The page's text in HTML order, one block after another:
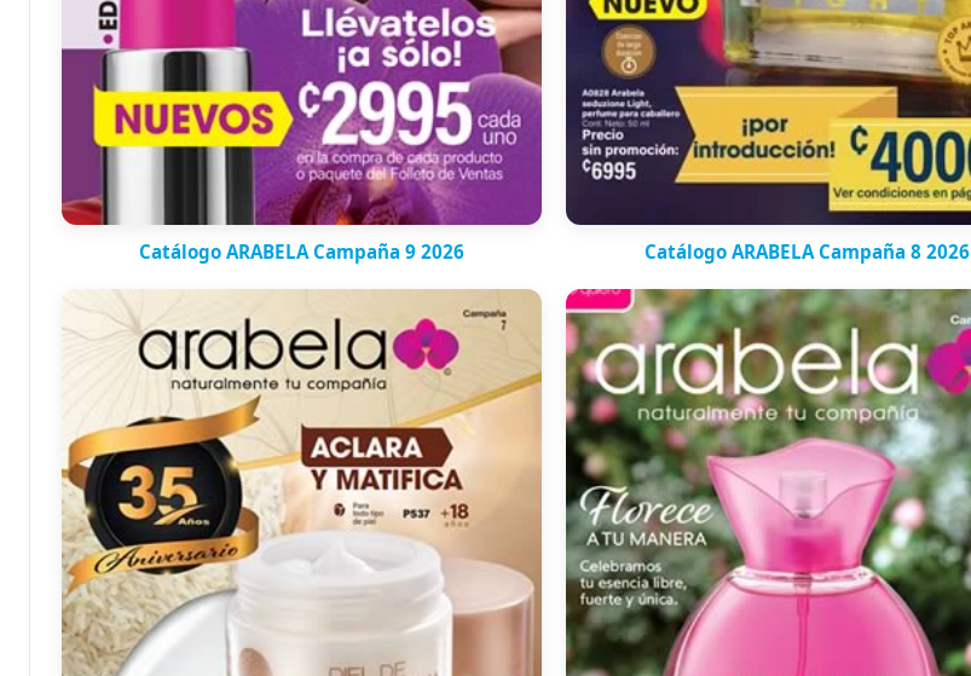
Catálogo ARABELA Campaña 9 2026 Catálogo ARABELA Campaña 8 2026